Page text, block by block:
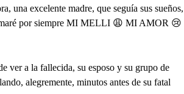
una excelente madre, que seguía sus sueños,
por siempre MI MELLI 😩 MI AMOR 😢
ver a la fallecida, su esposo y su grupo de
alegremente, minutos antes de su fatal